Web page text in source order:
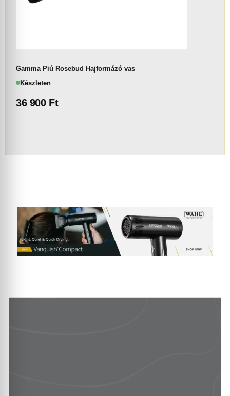
Gamma Piú Rosebud Hajformázó vas
Készleten
36 900 Ft